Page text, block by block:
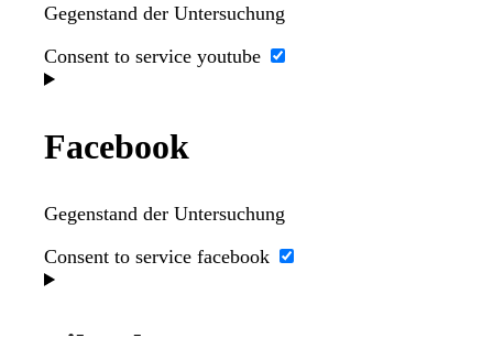
Gegenstand der Untersuchung
Consent to service youtube
Facebook
Gegenstand der Untersuchung
Consent to service facebook